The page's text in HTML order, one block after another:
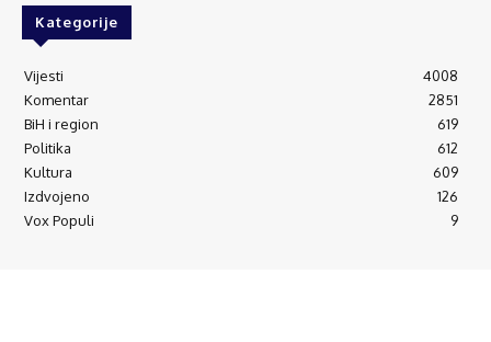
Kategorije
Vijesti
4008
Komentar
2851
BiH i region
619
Politika
612
Kultura
609
Izdvojeno
126
Vox Populi
9